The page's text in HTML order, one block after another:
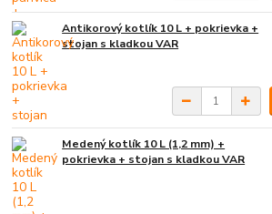
Antikorový kotlík 10 L + pokrievka +
stojan s kladkou VAR
Medený kotlík 10 L (1,2 mm) +
pokrievka + stojan s kladkou VAR